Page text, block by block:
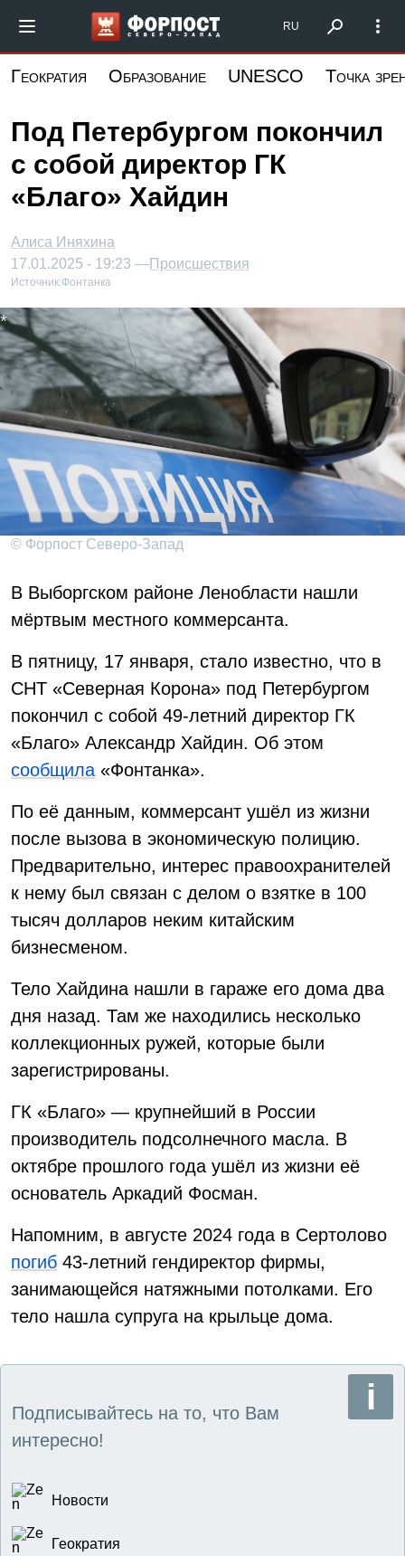
основному
Форпост Северо-Запад
RU
Геократия Образование UNESCO Точка
Под Петербургом покончил
с собой директор ГК
«Благо» Хайдин
Алиса Иняхина
17.01.2025 - 19:23 —Происшествия
Источник:Фонтанка
© Форпост Северо-Запад
В Выборгском районе Ленобласти нашли
мёртвым местного коммерсанта.
В пятницу, 17 января, стало известно, что в
СНТ «Северная Корона» под Петербургом
покончил с собой 49-летний директор ГК
«Благо» Александр Хайдин. Об этом
сообщила «Фонтанка».
По её данным, коммерсант ушёл из жизни
после вызова в экономическую полицию.
Предварительно, интерес правоохранителей
к нему был связан с делом о взятке в 100
тысяч долларов неким китайским
бизнесменом.
Тело Хайдина нашли в гараже его дома два
дня назад. Там же находились несколько
коллекционных ружей, которые были
зарегистрированы.
ГК «Благо» — крупнейший в России
производитель подсолнечного масла. В
октябре прошлого года ушёл из жизни её
основатель Аркадий Фосман.
Напомним, в августе 2024 года в Сертолово
погиб 43-летний гендиректор фирмы,
занимающейся натяжными потолками. Его
тело нашла супруга на крыльце дома.
Подписывайтесь на то, что Вам
интересно!
Новости
Геократия